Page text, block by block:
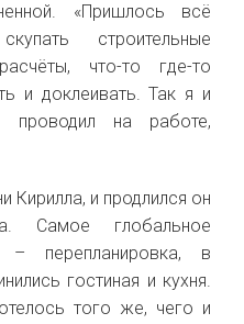
«Пришлось всё
строительные
что-то где-то
и доклеивать.Так я и
проводил на работе,
Кирилла, и продлился он
Самое глобальное
– перепланировка, в
гостиная и кухня.
того же, чего и